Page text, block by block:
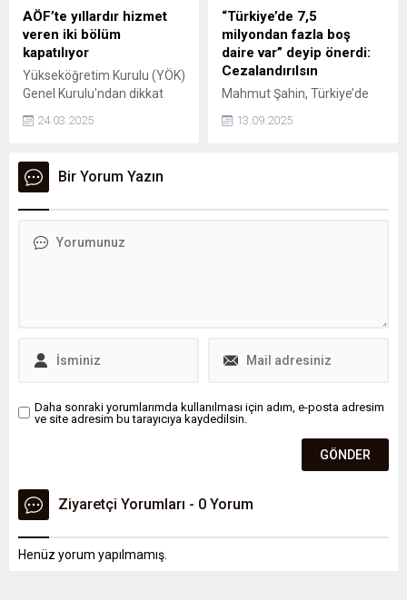
vatandaşların hayallerini
gerçeğe dönüştürdü.
AÖF’te yıllardır hizmet
veren iki bölüm
kapatılıyor
Yükseköğretim Kurulu (YÖK)
Genel Kurulu'ndan dikkat
Anadolu Üniversitesi'nin
bünyesinde uzun yıllardır
eğitim veren İktisat ve
24.03.2025
“Türkiye’de 7,5
milyondan fazla boş
daire var” deyip önerdi:
Cezalandırılsın
Mahmut Şahin, Türkiye’de
nedenlerinden birinin ihtiyaç
13.09.2025
Bir Yorum Yazın
Daha sonraki yorumlarımda kullanılması için adım, e-posta adresim
ve site adresim bu tarayıcıya kaydedilsin.
Ziyaretçi Yorumları - 0 Yorum
Henüz yorum yapılmamış.